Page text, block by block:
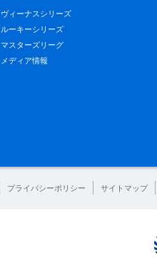
ヴィーナスシリーズ
ルーキーシリーズ
マスターズリーグ
メディア情報
プライバシーポリシー サイトマップ